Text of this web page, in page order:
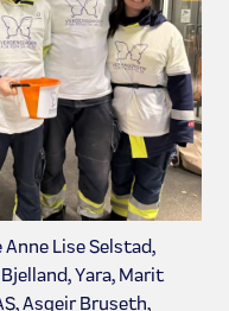
Lise Selstad,
Yara, Marit
Asgeir Bruseth,